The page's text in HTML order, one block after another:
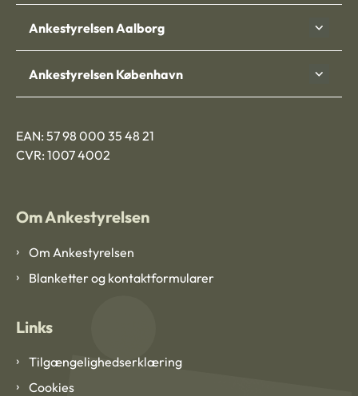
Ankestyrelsen Aalborg
Ankestyrelsen København
EAN: 57 98 000 35 48 21
CVR: 1007 4002
Om Ankestyrelsen
Om Ankestyrelsen
Blanketter og kontaktformularer
Links
Tilgængelighedserklæring
Cookies